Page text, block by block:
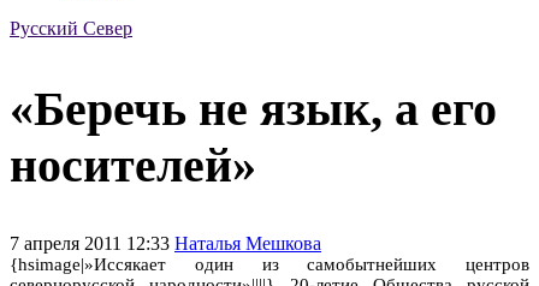
Русский Север
«Беречь не язык, а его
носителей»
7 апреля 2011 12:33 Наталья Мешкова
{hsimage|»Иссякает один из самобытнейших центров